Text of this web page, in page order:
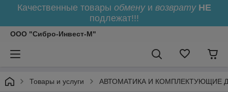
Качественные товары обменуи возврату НЕ
подлежат!!!
ООО "Сибро-Инвест-М"
Товары и услуги АВТОМАТИКА И КОМПЛЕКТУЮЩИЕ